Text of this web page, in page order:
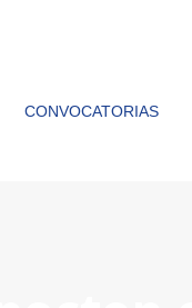
CONVOCATORIAS